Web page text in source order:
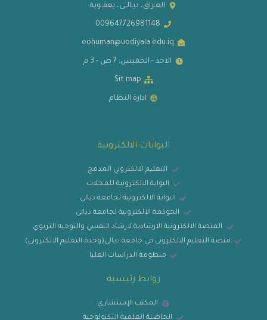
العـراق، ديـالــى، بعقــوبة
009647726981148
eohuman@uodiyala.edu.iq
الاحد - الخميس: 7 ص - 3 م
Sit map
ادارة النظام
البوابات الالكترونية
التعليم الالكتروني المدمج
البوابة الالكترونية للمجلات
البوابة الالكترونية لجامعة ديالى
الحوكمة الالكترونية لجامعة ديالى
المنصة الالكترونية الارشادية لارشاد النفسي والتوجيه التربوي
منصة التعليم الالكتروني في جامعة ديالى(وحدة التعليم الالكتروني)
منظومة الدراسات العليا
روابط رئيسية
المكتب الإستشاري
الحاضنة العلمية التكنولوجية